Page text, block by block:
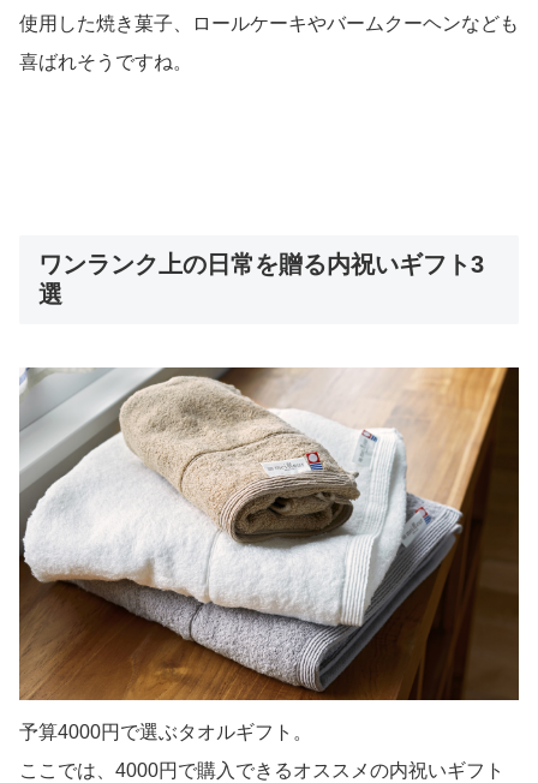
使用した焼き菓子、ロールケーキやバームクーヘンなども
喜ばれそうですね。
ワンランク上の日常を贈る内祝いギフト3
選
予算4000円で選ぶタオルギフト。
ここでは、4000円で購入できるオススメの内祝いギフト